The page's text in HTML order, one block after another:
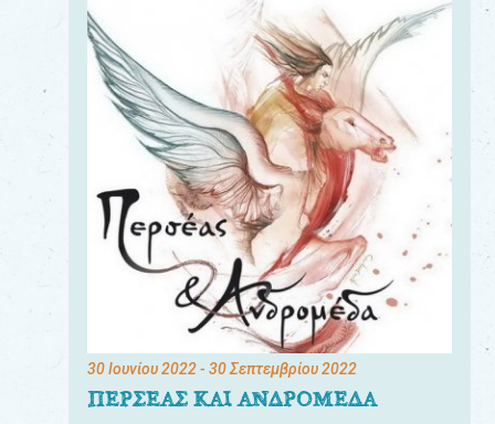
30 Ιουνίου 2022- 30 Σεπτεμβρίου 2022
ΠΕΡΣΕΑΣ ΚΑΙ ΑΝΔΡΟΜΕΔΑ